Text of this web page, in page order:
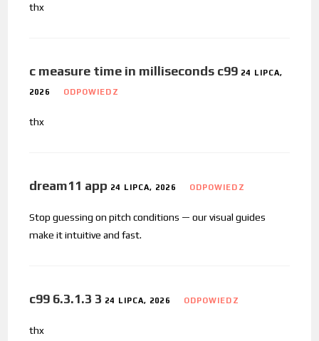
thx
c measure time in milliseconds c99 24 LIPCA,
2026 ODPOWIEDZ
thx
dream11 app 24 LIPCA, 2026 ODPOWIEDZ
Stop guessing on pitch conditions — our visual guides
make it intuitive and fast.
c99 6.3.1.3 3 24 LIPCA, 2026 ODPOWIEDZ
thx